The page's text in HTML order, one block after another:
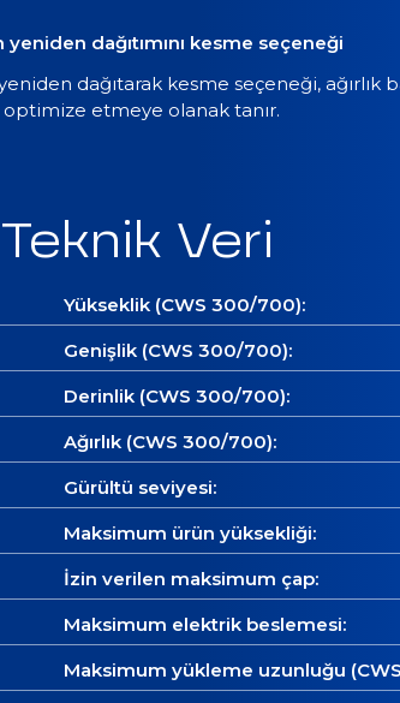
yeniden dağıtımını kesme seçeneği
yeniden dağıtarak kesme seçeneği,
etmeye olanak tanır.
Teknik Veri
Yükseklik (CWS 300/700):
Genişlik (CWS 300/700):
Derinlik (CWS 300/700):
Ağırlık (CWS 300/700):
Gürültü seviyesi:
Maksimum ürün yüksekliği:
İzin verilen maksimum çap:
Maksimum elektrik beslemesi:
Maksimum yükleme uzunluğu